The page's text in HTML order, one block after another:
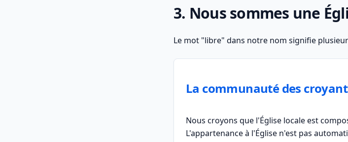
3. Nous sommes une
Le mot "libre" dans notre nom signifie
La communauté des
Nous croyons que l'Église locale est
L'appartenance à l'Église n'est pas